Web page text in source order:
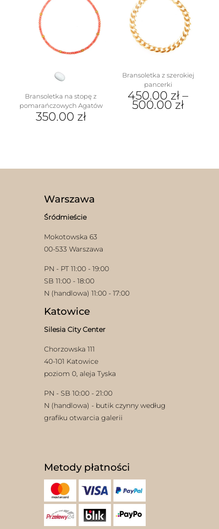
wariantów.
stronie
Bransoletka na stopę z
pomarańczowych Agatów
350.00 zł
Bransoletka z szerokiej
pancerki
450.00 zł –
500.00 zł
Warszawa
Śródmieście
Mokotowska 63
00-533 Warszawa
PN - PT 11:00 - 19:00
SB 11:00 - 18:00
N (handlowa) 11:00 - 17:00
Katowice
Silesia City Center
Chorzowska 111
40-101 Katowice
poziom 0, aleja Tyska
PN - SB 10:00 - 21:00
N (handlowa) - butik czynny według
grafiku otwarcia galerii
Metody płatności